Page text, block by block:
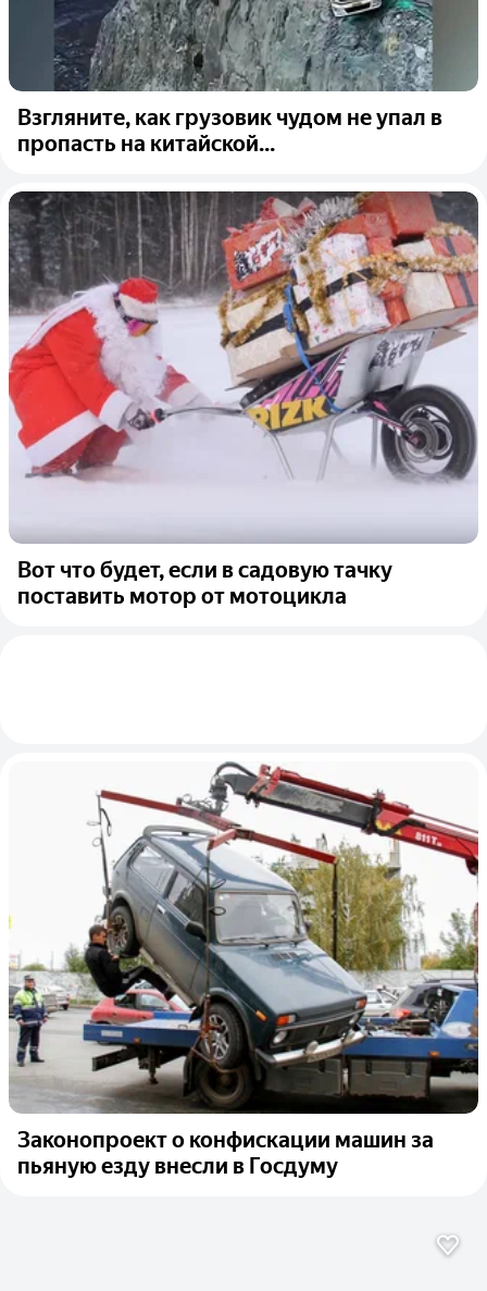
Взгляните, как грузовик чудом не упал в
пропасть на китайской...
Вот что будет, если в садовую тачку
поставить мотор от мотоцикла
Законопроект о конфискации машин за
пьяную езду внесли в Госдуму